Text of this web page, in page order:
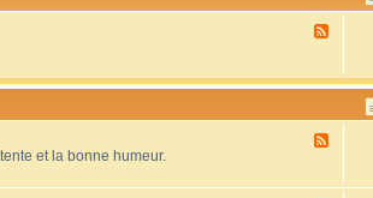
x
x
et la bonne humeur.